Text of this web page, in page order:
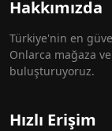
Hakkımızda
Türkiye'nin en
Onlarca mağaza
buluşturuyoruz.
Hızlı Erişim